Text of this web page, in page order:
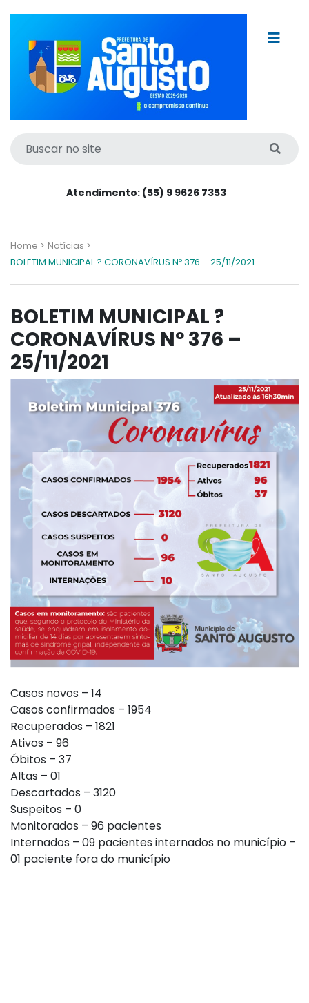
Atendimento: (55) 9 9626 7353
Home > Notícias >
BOLETIM MUNICIPAL ? CORONAVÍRUS Nº 376 – 25/11/2021
BOLETIM MUNICIPAL ?
CORONAVÍRUS Nº 376 –
25/11/2021
Casos novos – 14
Casos confirmados – 1954
Recuperados – 1821
Ativos – 96
Óbitos – 37
Altas – 01
Descartados – 3120
Suspeitos – 0
Monitorados – 96 pacientes
Internados – 09 pacientes internados no município –
01 paciente fora do município